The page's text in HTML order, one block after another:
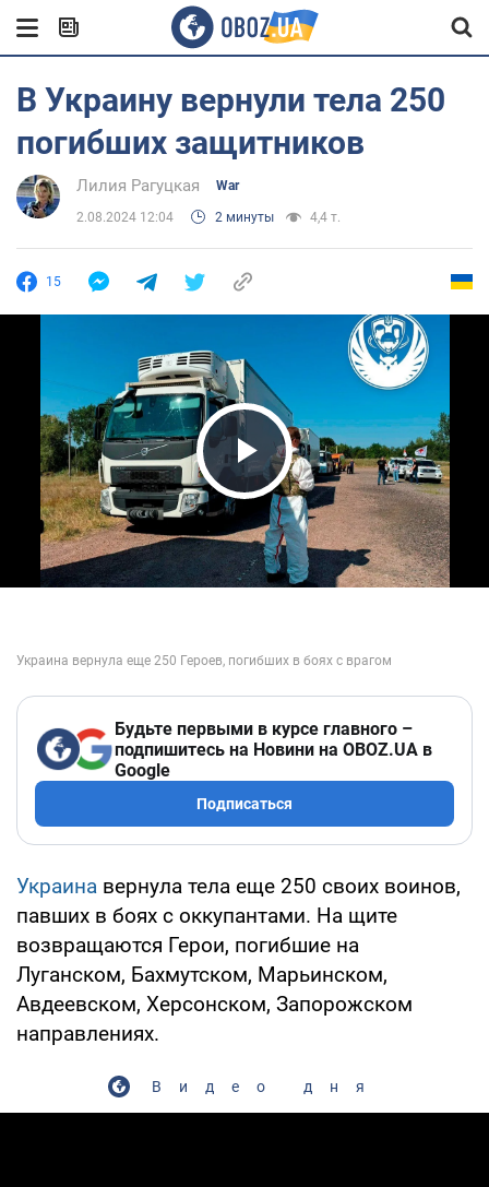
В Украину вернули тела 250
погибших защитников
Лилия Рагуцкая War
2.08.2024 12:04 2 минуты 4,4 т.
15
Play Video
Будьте первыми в курсе главного –
подпишитесь на Новини на OBOZ.UA в
Google
Подписаться
Украина вернула тела еще 250 своих воинов,
павших в боях с оккупантами. На щите
возвращаются Герои, погибшие на
Луганском, Бахмутском, Марьинском,
Авдеевском, Херсонском, Запорожском
направлениях.
Видео дня